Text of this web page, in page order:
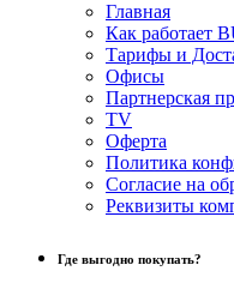
Главная
Как работает
Тарифы и
Офисы
Партнерская
TV
Оферта
Политика
Согласие на
Реквизиты
Где выгодно покупать?